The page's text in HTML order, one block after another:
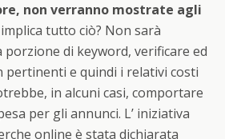
non verranno mostrate agli
implica tutto ciò? Non sarà
porzione di keyword, verificare ed
pertinenti e quindi i relativi costi
in alcuni casi, comportare
per gli annunci. L’ iniziativa
online è stata dichiarata